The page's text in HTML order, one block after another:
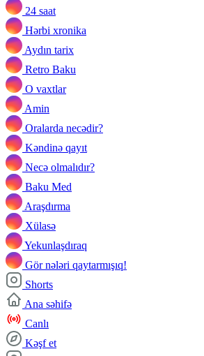
24 saat
Hərbi xronika
Aydın tarix
Retro Baku
O vaxtlar
Amin
Oralarda necədir?
Kəndinə qayıt
Necə olmalıdır?
Baku Med
Araşdırma
Xülasə
Yekunlaşdıraq
Gör nələri qaytarmışıq!
Shorts
Ana səhifə
Canlı
Kəşf et